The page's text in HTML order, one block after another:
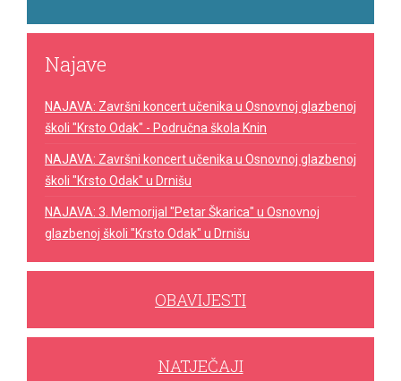
Najave
NAJAVA: Završni koncert učenika u Osnovnoj glazbenoj
školi "Krsto Odak" - Područna škola Knin
NAJAVA: Završni koncert učenika u Osnovnoj glazbenoj
školi "Krsto Odak" u Drnišu
NAJAVA: 3. Memorijal "Petar Škarica" u Osnovnoj
glazbenoj školi "Krsto Odak" u Drnišu
OBAVIJESTI
NATJEČAJI